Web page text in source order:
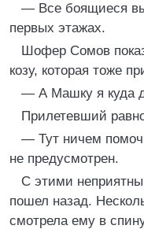
— Все боящиеся
первых этажах.
Шофер Сомов
козу, которая тоже
— А Машку я куда
Прилетевший
— Тут ничем
не предусмотрен.
С этими
пошел назад.
смотрела ему в